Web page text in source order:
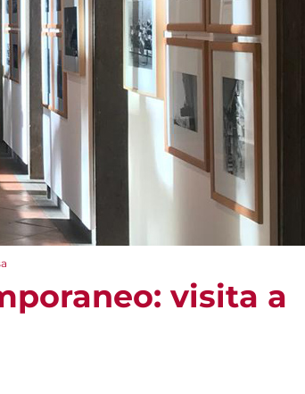
visita a